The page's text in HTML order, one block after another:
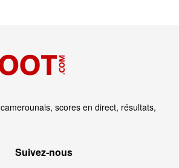
scores en direct, résultats,
Suivez‑nous